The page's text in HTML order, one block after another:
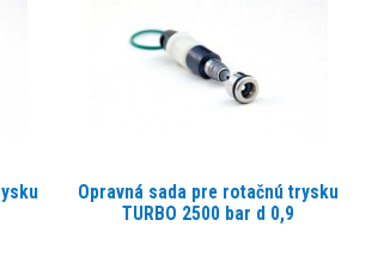
Opravná sada pre rotačnú trysku
TURBO 2500 bar d 0,9